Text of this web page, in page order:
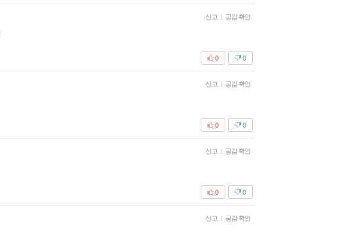
신고 | 공감 확인
0
0
신고 | 공감 확인
0
0
신고 | 공감 확인
0
0
신고 | 공감 확인